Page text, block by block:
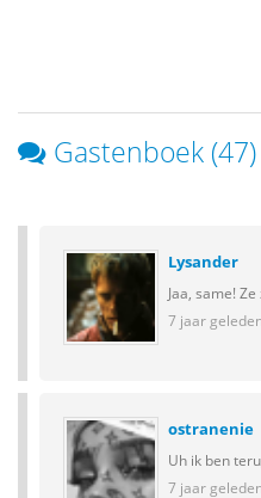
Gastenboek (47)
Lysander
Jaa, same!
7 jaar
ostranenie
Uh ik ben
7 jaar